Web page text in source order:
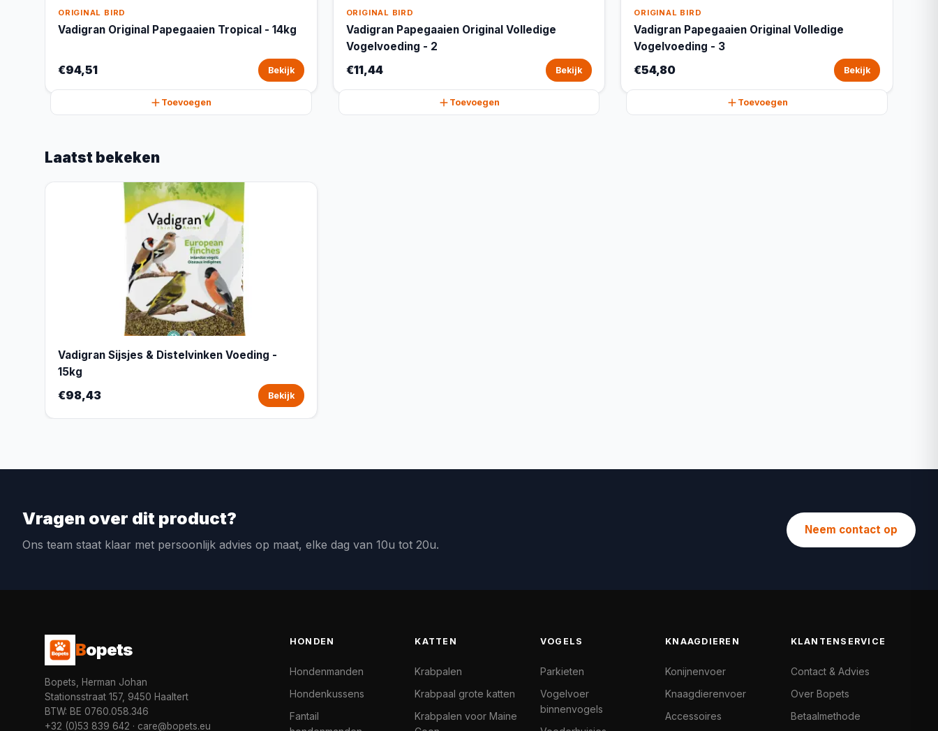
ORIGINAL BIRD
Vadigran Original Papegaaien Tropical - 14kg
€94,51 Bekijk
Toevoegen
ORIGINAL BIRD
Vadigran Papegaaien Original Volledige
Vogelvoeding - 2
€11,44 Bekijk
Toevoegen
ORIGINAL BIRD
Vadigran Papegaaien Original Volledige
Vogelvoeding - 3
€54,80 Bekijk
Toevoegen
Laatst bekeken
Vadigran Sijsjes & Distelvinken Voeding -
15kg
€98,43 Bekijk
Vragen over dit product?
Ons team staat klaar met persoonlijk advies op maat, elke dag van 10u tot 20u.
Neem contact op
Bopets
Bopets, Herman Johan
Stationsstraat 157, 9450 Haaltert
BTW: BE 0760.058.346
+32 (0)53 839 642 · care@bopets.eu
HONDEN
Hondenmanden
Hondenkussens
Fantail
KATTEN
Krabpalen
Krabpaal grote katten
Krabpalen voor Maine
VOGELS
Parkieten
Vogelvoer
binnenvogels
KNAAGDIEREN
Konijnenvoer
Knaagdierenvoer
Accessoires
KLANTENSERVICE
Contact & Advies
Over Bopets
Betaalmethode